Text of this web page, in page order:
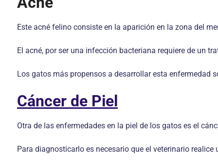
Este acné felino consiste en la aparición en la zona del
El acné, por ser una infección bacteriana requiere de un
Los gatos más propensos a desarrollar esta enfermedad
Cáncer de Piel
Otra de las enfermedades en la piel de los gatos es el
Para diagnosticarlo es necesario que el veterinario